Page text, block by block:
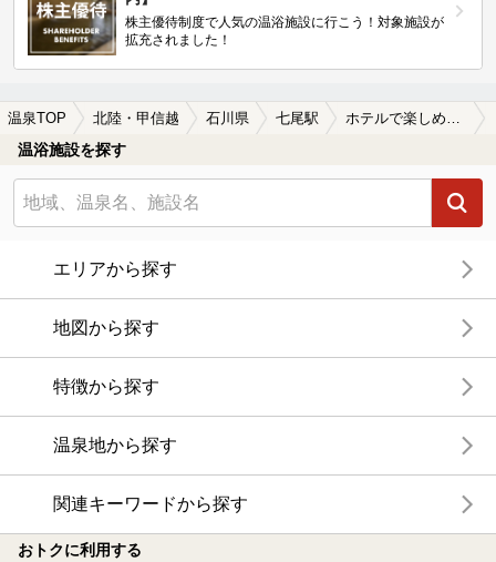
株主優待制度で人気の温浴施設に行こう！対象施設が
拡充されました！
温泉TOP 北陸・甲信越 石川県 七尾駅 ホテルで楽しめる七尾駅近くの温泉、日帰り温泉、スーパー銭湯おすすめ
温浴施設を探す
エリアから探す
地図から探す
特徴から探す
温泉地から探す
関連キーワードから探す
おトクに利用する